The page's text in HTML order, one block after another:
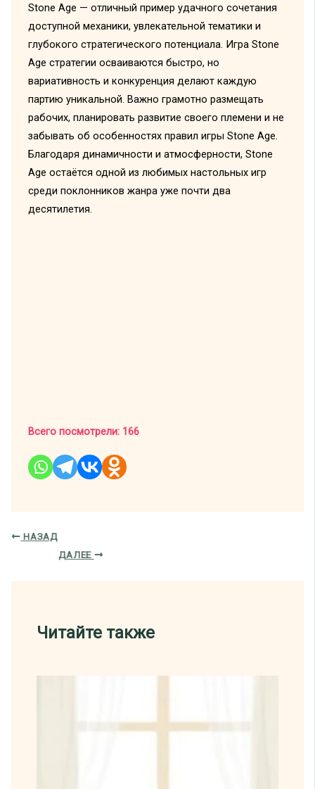
Stone Age — отличный пример удачного сочетания
доступной механики, увлекательной тематики и
глубокого стратегического потенциала. Игра Stone
Age стратегии осваиваются быстро, но
вариативность и конкуренция делают каждую
партию уникальной. Важно грамотно размещать
рабочих, планировать развитие своего племени и не
забывать об особенностях правил игры Stone Age.
Благодаря динамичности и атмосферности, Stone
Age остаётся одной из любимых настольных игр
среди поклонников жанра уже почти два
десятилетия.
Всего посмотрели: 166
НАЗАД
ДАЛЕЕ
Читайте также